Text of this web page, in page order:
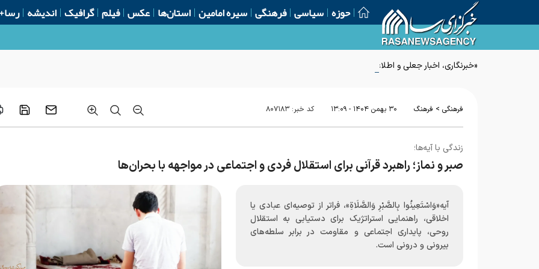
حوزه سیاسی فرهنگی سیره امامین استان‌ها عکس فیلم گرافیک اندیشه
«خبرنگاری، اخبار جعلی و اطلاعات غلط»؛ راهنمای یونسکو برای مقابله با بحران اختلال اطلاعاتی
فرهنگی > فرهنگ ۳۰ بهمن ۱۴۰۴ - ۱۳:۰۹ کد خبر: ۸۰۷۱۸۳
زندگی با آیه‌ها؛
صبر و نماز؛ راهبرد قرآنی برای استقلال فردی و اجتماعی در مواجهه با بحران‌ها
آیه«وَاسْتَعِينُوا بِالصَّبْرِ وَالصَّلَاةِ»، فراتر از توصیه‌ای عبادی یا
اخلاقی، راهنمایی استراتژیک برای دستیابی به استقلال
روحی، پایداری اجتماعی و مقاومت در برابر سلطه‌های
بیرونی و درونی است.